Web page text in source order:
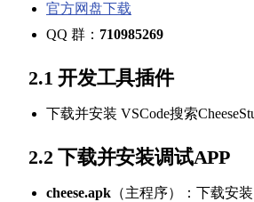
官方网盘下载
QQ 群： 710985269
2.1 开发工具插件
下载并安装 VSCode搜索
2.2 下载并安装调试APP
cheese.apk （主程序）：下载安